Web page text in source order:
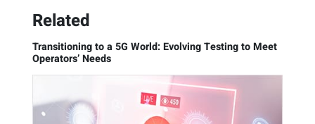
Related
Transitioning to a 5G World: Evolving Testing to Meet
Operators’ Needs